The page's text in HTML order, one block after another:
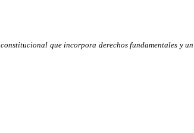
que incorpora derechos fundamentales y un